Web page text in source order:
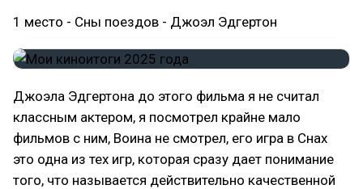
1 место - Сны поездов - Джоэл Эдгертон
Джоэла Эдгертона до этого фильма я не считал
классным актером, я посмотрел крайне мало
фильмов с ним, Воина не смотрел, его игра в Снах
это одна из тех игр, которая сразу дает понимание
того, что называется действительно качественной